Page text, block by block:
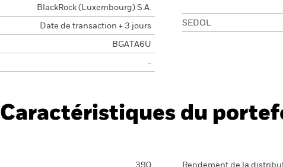
BlackRock (Luxembourg) S.A.
Date de transaction + 3 jours
BGATA6U
-
SEDOL
Caractéristiques du
390 Rendement de la